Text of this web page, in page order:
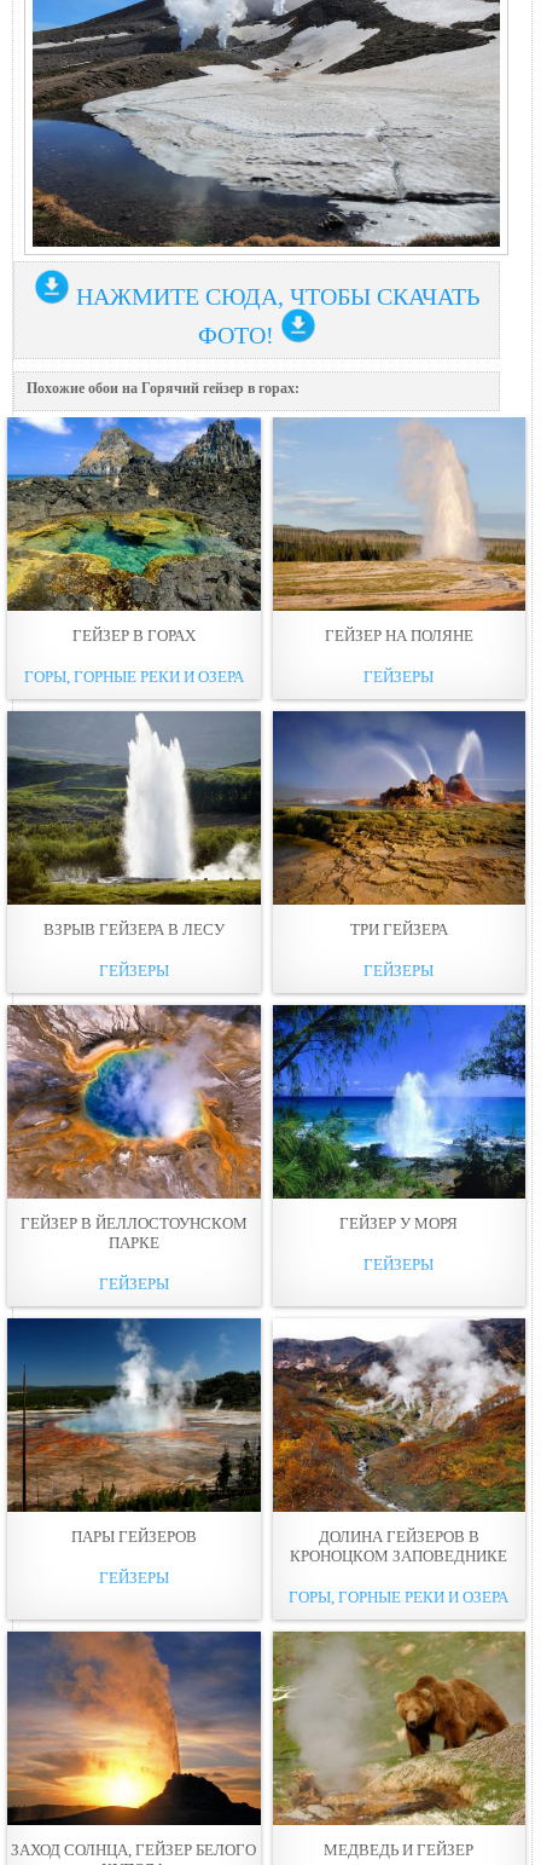
НАЖМИТЕ СЮДА, ЧТОБЫ СКАЧАТЬ
ФОТО!
Похожие обои на Горячий гейзер в горах:
ГЕЙЗЕР В ГОРАХ
ГОРЫ, ГОРНЫЕ РЕКИ И ОЗЕРА
ГЕЙЗЕР НА ПОЛЯНЕ
ГЕЙЗЕРЫ
ВЗРЫВ ГЕЙЗЕРА В ЛЕСУ
ГЕЙЗЕРЫ
ТРИ ГЕЙЗЕРА
ГЕЙЗЕРЫ
ГЕЙЗЕР В ЙЕЛЛОСТОУНСКОМ
ПАРКЕ
ГЕЙЗЕРЫ
ГЕЙЗЕР У МОРЯ
ГЕЙЗЕРЫ
ПАРЫ ГЕЙЗЕРОВ
ГЕЙЗЕРЫ
ДОЛИНА ГЕЙЗЕРОВ В
КРОНОЦКОМ ЗАПОВЕДНИКЕ
ГОРЫ, ГОРНЫЕ РЕКИ И ОЗЕРА
ЗАХОД СОЛНЦА, ГЕЙЗЕР БЕЛОГО
МЕДВЕДЬ И ГЕЙЗЕР